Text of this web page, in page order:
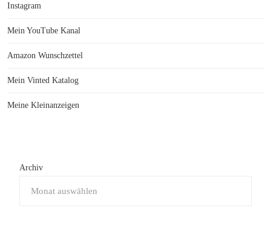
Instagram
Mein YouTube Kanal
Amazon Wunschzettel
Mein Vinted Katalog
Meine Kleinanzeigen
Archiv